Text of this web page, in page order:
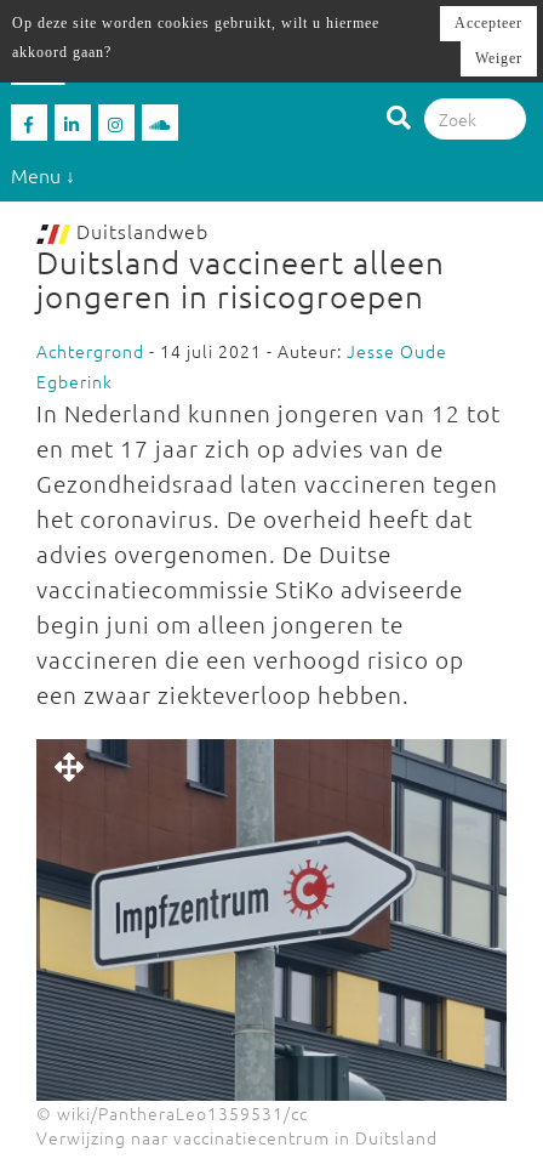
Menu ↓
Duitslandweb
Duitsland vaccineert alleen
jongeren in risicogroepen
Achtergrond - 14 juli 2021 - Auteur: Jesse Oude
Egberink
In Nederland kunnen jongeren van 12 tot
en met 17 jaar zich op advies van de
Gezondheidsraad laten vaccineren tegen
het coronavirus. De overheid heeft dat
advies overgenomen. De Duitse
vaccinatiecommissie StiKo adviseerde
begin juni om alleen jongeren te
vaccineren die een verhoogd risico op
een zwaar ziekteverloop hebben.
© wiki/PantheraLeo1359531/cc
Verwijzing naar vaccinatiecentrum in Duitsland
Op deze site worden cookies gebruikt, wilt u hiermee
akkoord gaan?
Accepteer
Weiger